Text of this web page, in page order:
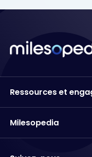
Ressources et
Milesopedia